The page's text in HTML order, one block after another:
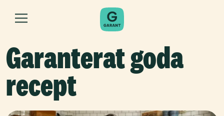
Garanterat goda
recept